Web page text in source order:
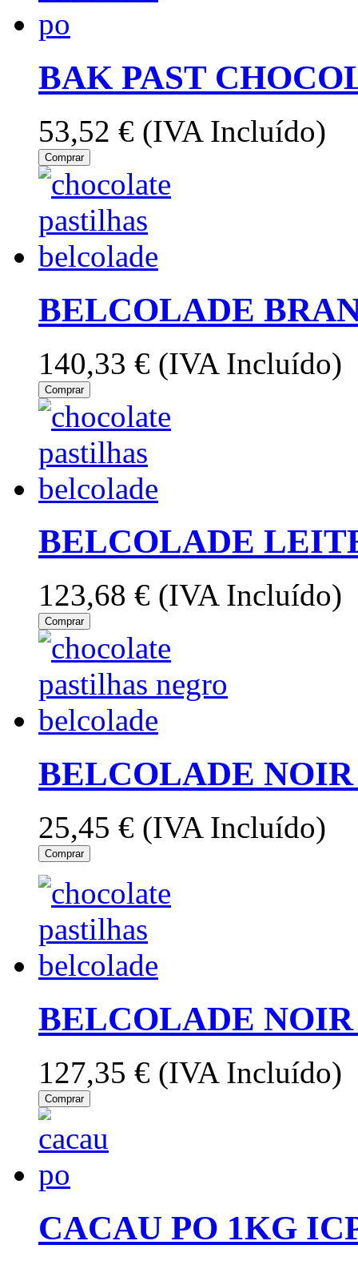
BAK PAST
53,52 € (IVA Incluído)
Comprar
BELCOLADE
140,33 € (IVA Incluído)
Comprar
BELCOLADE
123,68 € (IVA Incluído)
Comprar
BELCOLADE
25,45 € (IVA Incluído)
Comprar
BELCOLADE
127,35 € (IVA Incluído)
Comprar
CACAU PO 1KG